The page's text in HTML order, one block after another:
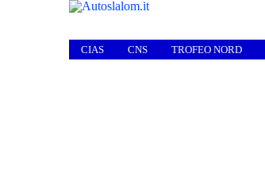
CIAS CNS TROFEO NORD